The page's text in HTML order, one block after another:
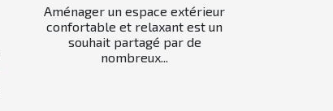
Aménager un espace extérieur
confortable et relaxant est un
souhait partagé par de
nombreux...